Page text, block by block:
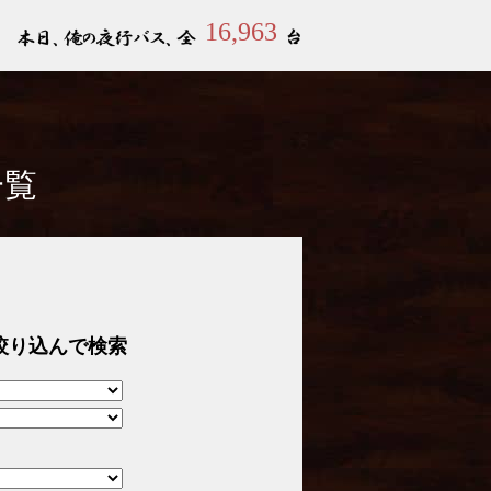
16,963
り込んで検索